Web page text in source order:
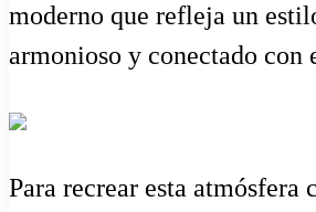
moderno que refleja un
armonioso y conectado con
Para recrear esta atmósfera